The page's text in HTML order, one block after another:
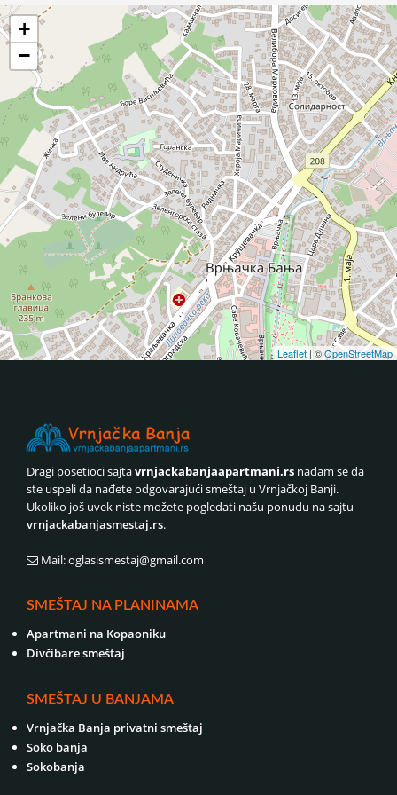
+
−
Leaflet | ©OpenStreetMap
Dragi posetioci sajtavrnjackabanjaapartmani.rs nadam se da
ste uspeli da nađete odgovarajući smeštaj u Vrnjačkoj Banji.
Ukoliko još uvek niste možete pogledati našu ponudu na sajtu
vrnjackabanjasmestaj.rs.
Mail: oglasismestaj@gmail.com
SMEŠTAJ NA PLANINAMA
Apartmani na Kopaoniku
Divčibare smeštaj
SMEŠTAJ U BANJAMA
Vrnjačka Banja privatni smeštaj
Soko banja
Sokobanja